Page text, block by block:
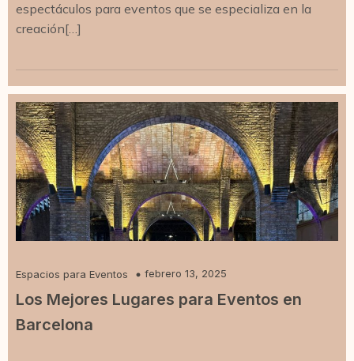
espectáculos para eventos que se especializa en la
creación[…]
Espacios para Eventos febrero 13, 2025
Los Mejores Lugares para Eventos en
Barcelona